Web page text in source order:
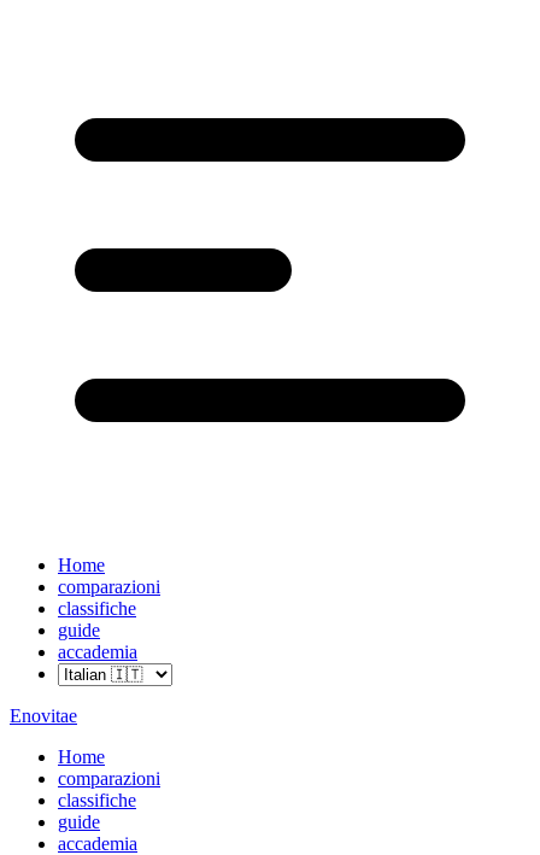
Home
comparazioni
classifiche
guide
accademia
Enovitae
Home
comparazioni
classifiche
guide
accademia